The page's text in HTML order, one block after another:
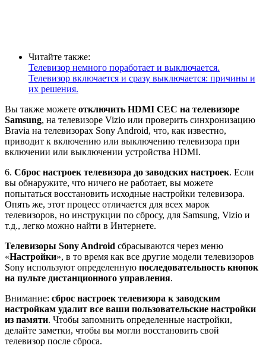
Читайте также:
Телевизор немного поработает и выключается.
Телевизор включается и сразу выключается: причины и
их решения.
Вы также можете отключить HDMI CEC на телевизоре
Samsung, на телевизоре Vizio или проверить синхронизацию
Bravia на телевизорах Sony Android, что, как известно,
приводит к включению или выключению телевизора при
включении или выключении устройства HDMI.
6. Сброс настроек телевизора до заводских настроек. Если
вы обнаружите, что ничего не работает, вы можете
попытаться восстановить исходные настройки телевизора.
Опять же, этот процесс отличается для всех марок
телевизоров, но инструкции по сбросу, для Samsung, Vizio и
т.д., легко можно найти в Интернете.
Телевизоры Sony Android сбрасываются через меню
«Настройки», в то время как все другие модели телевизоров
Sony используют определенную последовательность кнопок
на пульте дистанционного управления.
Внимание: сброс настроек телевизора к заводским
настройкам удалит все ваши пользовательские настройки
из памяти. Чтобы запомнить определенные настройки,
делайте заметки, чтобы вы могли восстановить свой
телевизор после сброса.